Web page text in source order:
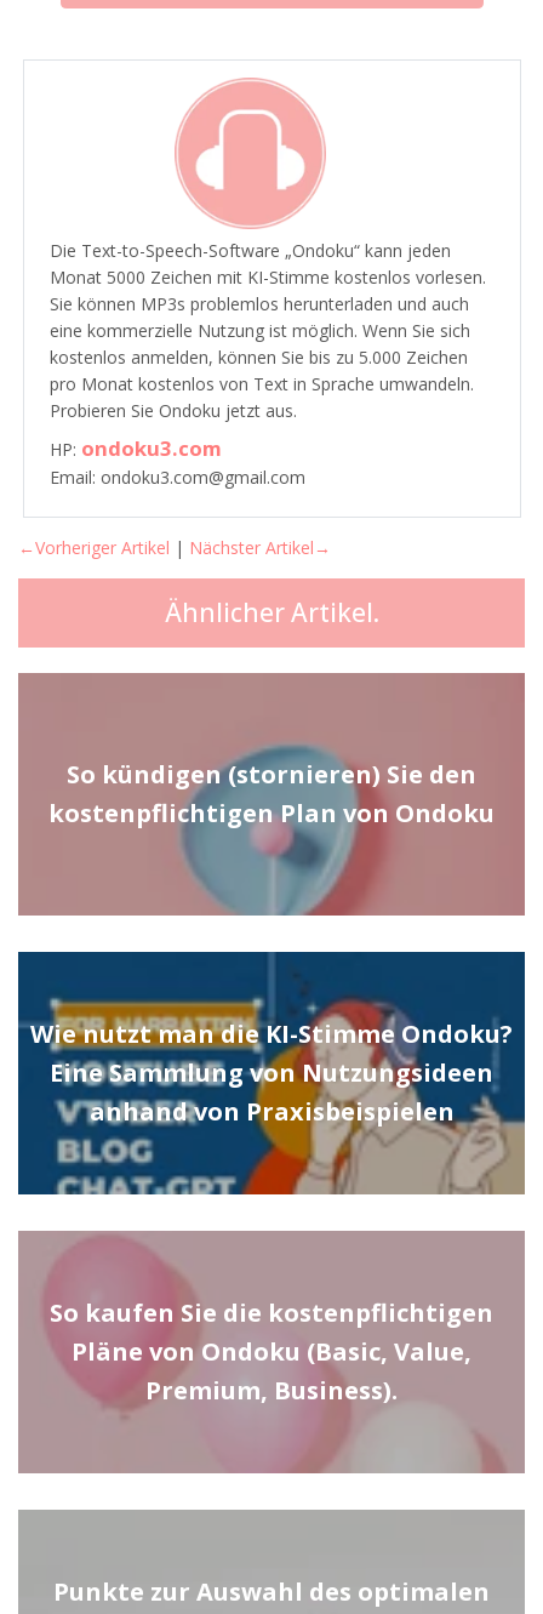
Die Text-to-Speech-Software „Ondoku“ kann jeden
Monat 5000 Zeichen mit KI-Stimme kostenlos vorlesen.
Sie können MP3s problemlos herunterladen und auch
eine kommerzielle Nutzung ist möglich. Wenn Sie sich
kostenlos anmelden, können Sie bis zu 5.000 Zeichen
pro Monat kostenlos von Text in Sprache umwandeln.
Probieren Sie Ondoku jetzt aus.
HP: ondoku3.com
Email: ondoku3.com@gmail.com
←Vorheriger Artikel | Nächster Artikel→
Ähnlicher Artikel.
So kündigen (stornieren) Sie den
kostenpflichtigen Plan von Ondoku
Wie nutzt man die KI-Stimme Ondoku?
Eine Sammlung von Nutzungsideen
anhand von Praxisbeispielen
So kaufen Sie die kostenpflichtigen
Pläne von Ondoku (Basic, Value,
Premium, Business).
Punkte zur Auswahl des optimalen